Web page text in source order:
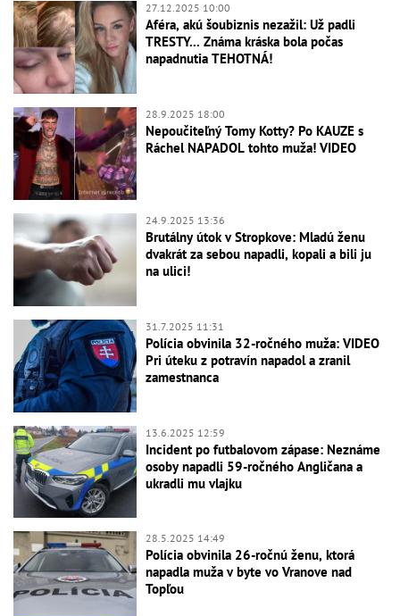
27.12.2025 10:00
Aféra, akú šoubiznis nezažil: Už padli
TRESTY... Známa kráska bola počas
napadnutia TEHOTNÁ!
28.9.2025 18:00
Nepoučiteľný Tomy Kotty? Po KAUZE s
Ráchel NAPADOL tohto muža! VIDEO
24.9.2025 13:36
Brutálny útok v Stropkove: Mladú ženu
dvakrát za sebou napadli, kopali a bili ju
na ulici!
31.7.2025 11:31
Polícia obvinila 32-ročného muža: VIDEO
Pri úteku z potravín napadol a zranil
zamestnanca
13.6.2025 12:59
Incident po futbalovom zápase: Neznáme
osoby napadli 59-ročného Angličana a
ukradli mu vlajku
28.5.2025 14:49
Polícia obvinila 26-ročnú ženu, ktorá
napadla muža v byte vo Vranove nad
Topľou